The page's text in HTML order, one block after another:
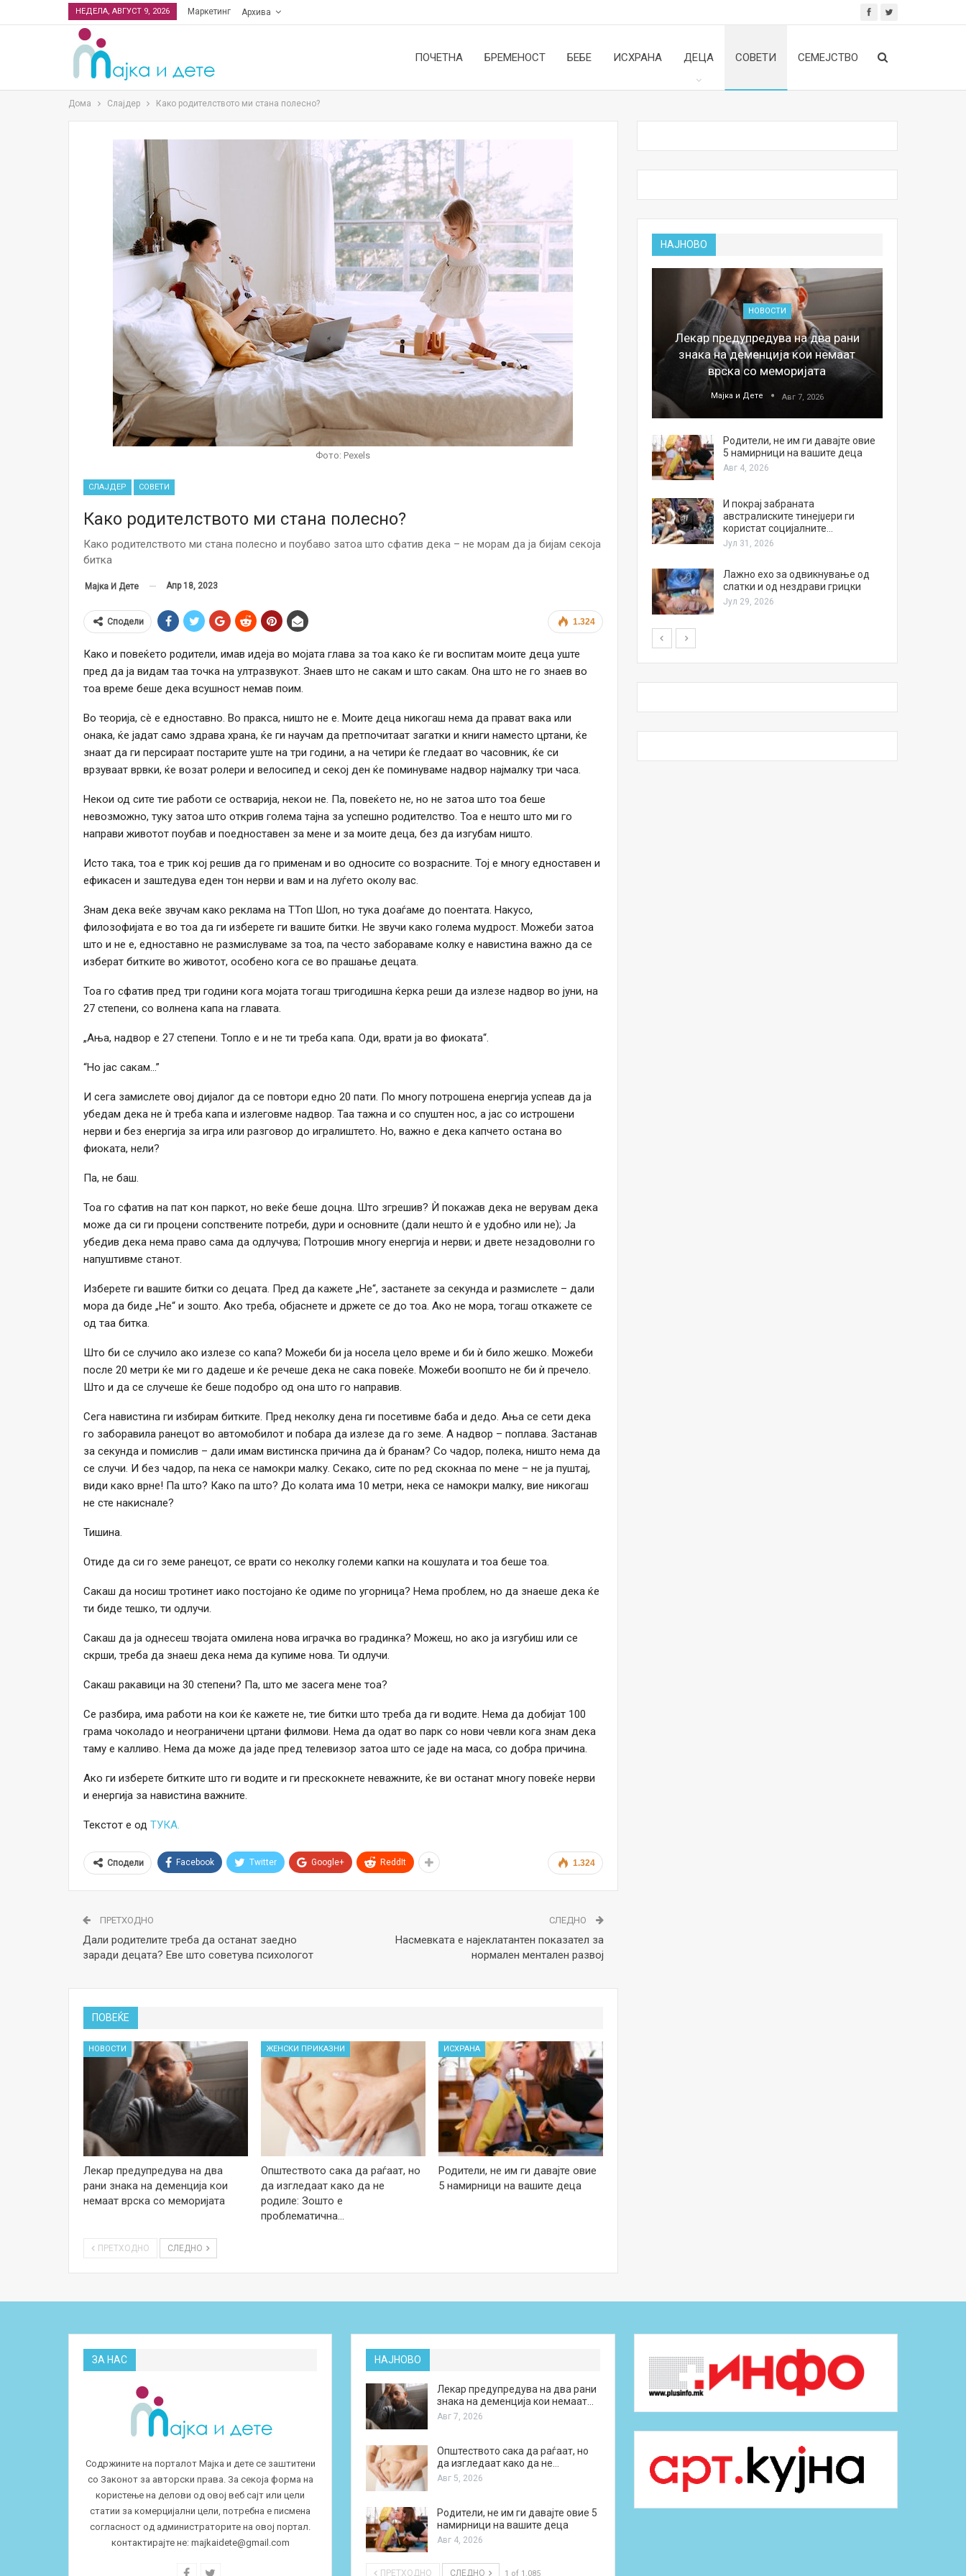
НЕДЕЛА, АВГУСТ 9, 2026 Маркетинг Архива
ПОЧЕТНА БРЕМЕНОСТ БЕБЕ ИСХРАНА ДЕЦА СОВЕТИ СЕМЕЈСТВО
Дома Слајдер Како родителството ми стана полесно?
Фото: Pexels
СЛАЈДЕР СОВЕТИ
Како родителството ми стана полесно?
Како родителството ми стана полесно и поубаво затоа што сфатив дека – не морам да ја бијам секоја
битка
Мајка И Дете Апр 18, 2023
1.324
Сподели
Како и повеќето родители, имав идеја во мојата глава за тоа како ќе ги воспитам моите деца уште
пред да ја видам таа точка на ултразвукот. Знаев што не сакам и што сакам. Она што не го знаев во
тоа време беше дека всушност немав поим.
Во теорија, сè е едноставно. Во пракса, ништо не е. Моите деца никогаш нема да прават вака или
онака, ќе јадат само здрава храна, ќе ги научам да претпочитаат загатки и книги наместо цртани, ќе
знаат да ги персираат постарите уште на три години, а на четири ќе гледаат во часовник, ќе си
врзуваат врвки, ќе возат ролери и велосипед и секој ден ќе поминуваме надвор најмалку три часа.
Некои од сите тие работи се остварија, некои не. Па, повеќето не, но не затоа што тоа беше
невозможно, туку затоа што открив голема тајна за успешно родителство. Тоа е нешто што ми го
направи животот поубав и поедноставен за мене и за моите деца, без да изгубам ништо.
Исто така, тоа е трик кој решив да го применам и во односите со возрасните. Тој е многу едноставен и
ефикасен и заштедува еден тон нерви и вам и на луѓето околу вас.
Знам дека веќе звучам како реклама на TТоп Шоп, но тука доаѓаме до поентата. Накусо,
филозофијата е во тоа да ги изберете ги вашите битки. Не звучи како голема мудрост. Можеби затоа
што и не е, едноставно не размислуваме за тоа, па често забораваме колку е навистина важно да се
изберат битките во животот, особено кога се во прашање децата.
Тоа го сфатив пред три години кога мојата тогаш тригодишна ќерка реши да излезе надвор во јуни, на
27 степени, со волнена капа на главата.
„Ања, надвор е 27 степени. Топло е и не ти треба капа. Оди, врати ја во фиоката“.
“Но јас сакам…”
И сега замислете овој дијалог да се повтори едно 20 пати. По многу потрошена енергија успеав да ја
убедам дека не ѝ треба капа и излеговме надвор. Таа тажна и со спуштен нос, а јас со истрошени
нерви и без енергија за игра или разговор до игралиштето. Но, важно е дека капчето остана во
фиоката, нели?
Па, не баш.
Тоа го сфатив на пат кон паркот, но веќе беше доцна. Што згрешив? Ѝ покажав дека не верувам дека
може да си ги процени сопствените потреби, дури и основните (дали нешто ѝ е удобно или не); Ја
убедив дека нема право сама да одлучува; Потрошив многу енергија и нерви; и двете незадоволни го
напуштивме станот.
Изберете ги вашите битки со децата. Пред да кажете „Не“, застанете за секунда и размислете – дали
мора да биде „Не“ и зошто. Ако треба, објаснете и држете се до тоа. Ако не мора, тогаш откажете се
од таа битка.
Што би се случило ако излезе со капа? Можеби би ја носела цело време и би ѝ било жешко. Можеби
после 20 метри ќе ми го дадеше и ќе речеше дека не сака повеќе. Можеби воопшто не би ѝ пречело.
Што и да се случеше ќе беше подобро од она што го направив.
Сега навистина ги избирам битките. Пред неколку дена ги посетивме баба и дедо. Ања се сети дека
го заборавила ранецот во автомобилот и побара да излезе да го земе. А надвор – поплава. Застанав
за секунда и помислив – дали имам вистинска причина да ѝ бранам? Со чадор, полека, ништо нема да
се случи. И без чадор, па нека се намокри малку. Секако, сите по ред скокнаа по мене – не ја пуштај,
види како врне! Па што? Како па што? До колата има 10 метри, нека се намокри малку, вие никогаш
не сте накиснале?
Тишина.
Отиде да си го земе ранецот, се врати со неколку големи капки на кошулата и тоа беше тоа.
Сакаш да носиш тротинет иако постојано ќе одиме по угорница? Нема проблем, но да знаеше дека ќе
ти биде тешко, ти одлучи.
Сакаш да ја однесеш твојата омилена нова играчка во градинка? Можеш, но ако ја изгубиш или се
скрши, треба да знаеш дека нема да купиме нова. Ти одлучи.
Сакаш ракавици на 30 степени? Па, што ме засега мене тоа?
Се разбира, има работи на кои ќе кажете не, тие битки што треба да ги водите. Нема да добијат 100
грама чоколадо и неограничени цртани филмови. Нема да одат во парк со нови чевли кога знам дека
таму е калливо. Нема да може да јаде пред телевизор затоа што се јаде на маса, со добра причина.
Ако ги изберете битките што ги водите и ги прескокнете неважните, ќе ви останат многу повеќе нерви
и енергија за навистина важните.
Текстот е од ТУКА.
1.324
Сподели Facebook Twitter Google+ ReddIt
ПРЕТХОДНО
Дали родителите треба да останат заедно
заради децата? Еве што советува психологот
СЛЕДНО
Насмевката е најеклатантен показател за
нормален ментален развој
ПОВЕЌЕ
НОВОСТИ
Лекар предупредува на два
рани знака на деменција кои
немаат врска со меморијата
ЖЕНСКИ ПРИКАЗНИ
Општеството сака да раѓаат, но
да изгледаат како да не
родиле: Зошто е
проблематична…
ИСХРАНА
Родители, не им ги давајте овие
5 намирници на вашите деца
ПРЕТХОДНО СЛЕДНО
НАЈНОВО
НОВОСТИ
Финците вложија милион евра во
кал, за посилен имунитет на децата
Мајка и Дете Јул 24, 2026
Јул 22, 2026
НОВОСТИ
Лекар предупредува на два рани
знака на деменција кои немаат
врска со меморијата
Мајка и Дете Авг 7, 2026
Родители, не им ги давајте овие
5 намирници на вашите деца
Авг 4, 2026
И покрај забраната
австралиските тинејџери ги
користат социјалните…
Јул 31, 2026
Лажно ехо за одвикнување од
слатки и од нездрави грицки
Јул 29, 2026
ЗА НАС
Содржините на порталот Мајка и дете се заштитени
со Законот за авторски права. За секоја форма на
користење на делови од овој веб сајт или цели
статии за комерцијални цели, потребна е писмена
согласност од администраторите на овој портал.
контактирајте не: majkaidete@gmail.com
НАЈНОВО
Лекар предупредува на два рани
знака на деменција кои немаат…
Авг 7, 2026
Општеството сака да раѓаат, но
да изгледаат како да не…
Авг 5, 2026
Родители, не им ги давајте овие 5
намирници на вашите деца
Авг 4, 2026
ПРЕТХОДНО СЛЕДНО 1 of 1.085